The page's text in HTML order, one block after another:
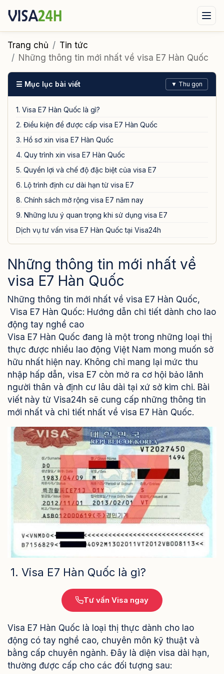
Visa xuất cảnh
Tư vấn ngay qua Zalo
Trang chủ
Tin tức
Những thông tin mới nhất về visa E7 Hàn Quốc
☰ Mục lục bài viết ▼ Thu gọn
1. Visa E7 Hàn Quốc là gì?
2. Điều kiện để được cấp visa E7 Hàn Quốc
3. Hồ sơ xin visa E7 Hàn Quốc
4. Quy trình xin visa E7 Hàn Quốc
5. Quyền lợi và chế độ đặc biệt của visa E7
6. Lộ trình định cư dài hạn từ visa E7
8. Chính sách mở rộng visa E7 năm nay
9. Những lưu ý quan trọng khi sử dụng visa E7
Dịch vụ tư vấn visa E7 Hàn Quốc tại Visa24h
Những thông tin mới nhất về
visa E7 Hàn Quốc
Những thông tin mới nhất về visa E7 Hàn Quốc,
Visa E7 Hàn Quốc: Hướng dẫn chi tiết dành cho lao
động tay nghề cao
Visa E7 Hàn Quốc đang là một trong những loại thị
thực được nhiều lao động Việt Nam mong muốn sở
hữu nhất hiện nay. Không chỉ mang lại mức thu
nhập hấp dẫn, visa E7 còn mở ra cơ hội bảo lãnh
người thân và định cư lâu dài tại xứ sở kim chi. Bài
viết này từ Visa24h sẽ cung cấp những thông tin
mới nhất và chi tiết nhất về visa E7 Hàn Quốc.
1. Visa E7 Hàn Quốc là gì?
Tư vấn Visa ngay
Visa E7 Hàn Quốc là loại thị thực dành cho lao
động có tay nghề cao, chuyên môn kỹ thuật và
bằng cấp chuyên ngành. Đây là diện visa dài hạn,
thường được cấp cho các đối tượng sau: